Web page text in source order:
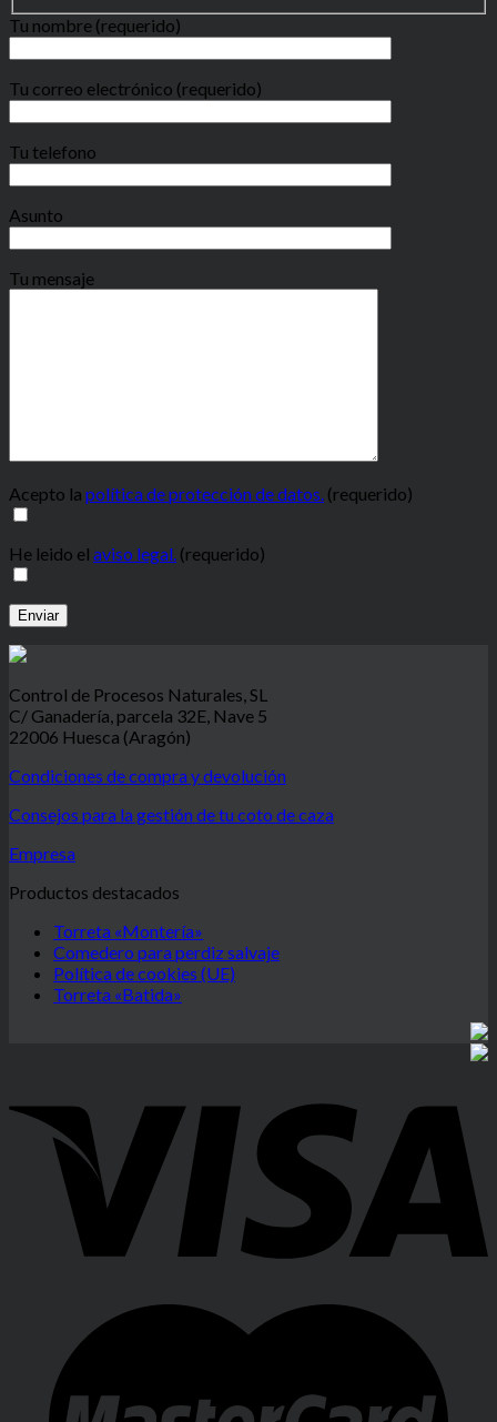
Tu nombre (requerido)
Tu correo electrónico (requerido)
Tu telefono
Asunto
Tu mensaje
Acepto la política de protección de datos. (requerido)
He leido el aviso legal. (requerido)
Control de Procesos Naturales, SL
C/ Ganadería, parcela 32E, Nave 5
22006 Huesca (Aragón)
Condiciones de compra y devolución
Consejos para la gestión de tu coto de caza
Empresa
Productos destacados
Torreta «Montería»
Comedero para perdiz salvaje
Política de cookies (UE)
Torreta «Batida»